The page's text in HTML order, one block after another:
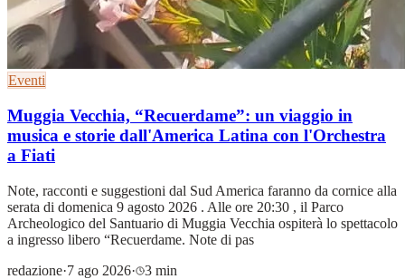
Eventi
Muggia Vecchia, “Recuerdame”: un viaggio in
musica e storie dall'America Latina con l'Orchestra
a Fiati
Note, racconti e suggestioni dal Sud America faranno da cornice alla
serata di domenica 9 agosto 2026 . Alle ore 20:30 , il Parco
Archeologico del Santuario di Muggia Vecchia ospiterà lo spettacolo
a ingresso libero “Recuerdame. Note di pas
redazione·7 ago 2026· 3 min